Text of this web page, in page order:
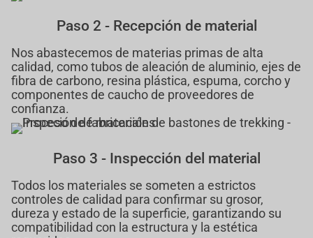
Paso 2 - Recepción de material
Nos abastecemos de materias primas de alta
calidad, como tubos de aleación de aluminio, ejes de
fibra de carbono, resina plástica, espuma, corcho y
componentes de caucho de proveedores de
confianza.
Paso 3 - Inspección del material
Todos los materiales se someten a estrictos
controles de calidad para confirmar su grosor,
dureza y estado de la superficie, garantizando su
compatibilidad con la estructura y la estética